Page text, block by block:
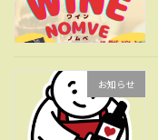
お知らせ